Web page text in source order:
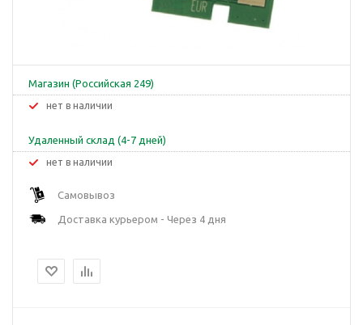
Магазин (Российская 249)
Нет в наличии
Удаленный склад (4-7 дней)
Нет в наличии
Самовывоз
Доставка курьером - Через 4 дня